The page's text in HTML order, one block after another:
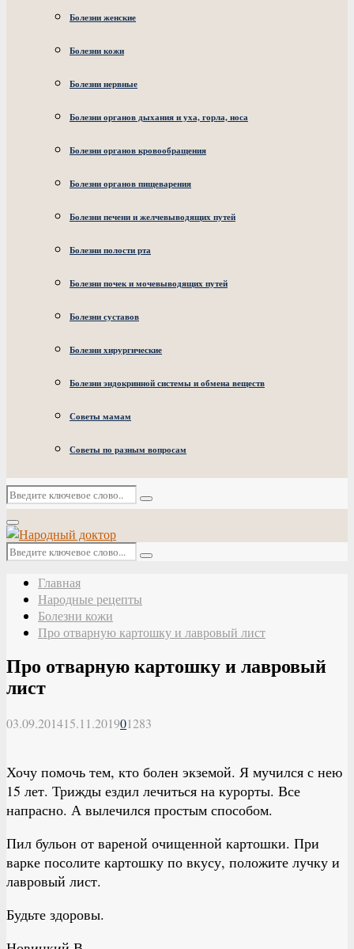
Болезни женские
Болезни кожи
Болезни нервные
Болезни органов дыхания и уха, горла, носа
Болезни органов кровообращения
Болезни органов пищеварения
Болезни печени и желчевыводящих путей
Болезни полости рта
Болезни почек и мочевыводящих путей
Болезни суставов
Болезни хирургические
Болезни эндокринной системы и обмена веществ
Советы мамам
Советы по разным вопросам
Искать:
Поиск
Основное
меню
Искать:
Поиск
Главная
Народные рецепты
Болезни кожи
Про отварную картошку и лавровый лист
Про отварную картошку и лавровый
лист
03.09.201415.11.201901283
Хочу помочь тем, кто болен экземой. Я мучился с нею
15 лет. Трижды ездил лечиться на курорты. Все
напрасно. А вылечился простым способом.
Пил бульон от вареной очищенной картошки. При
варке посолите картошку по вкусу, положите лучку и
лавровый лист.
Будьте здоровы.